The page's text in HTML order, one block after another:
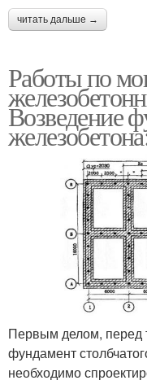
читать дальше →
Работы по
Возведение
Первым делом, перед
фундамент
необходимо